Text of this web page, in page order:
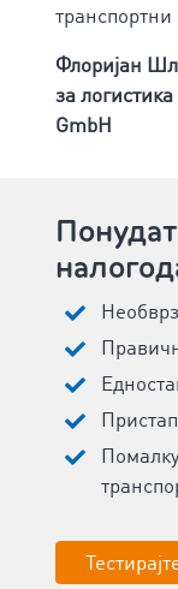
транспортни
Флоријан
за
GmbH